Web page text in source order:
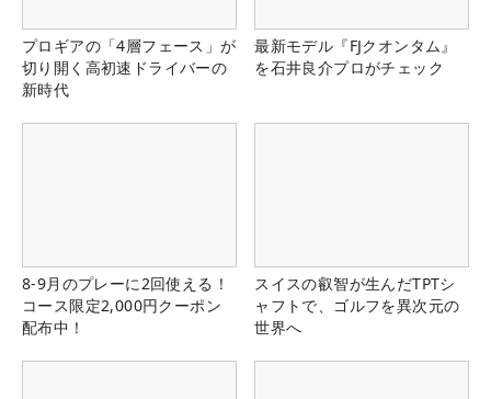
プロギアの「4層フェース」が
切り開く高初速ドライバーの
新時代
最新モデル『FJクオンタム』
を石井良介プロがチェック
8-9月のプレーに2回使える！
コース限定2,000円クーポン
配布中！
スイスの叡智が生んだTPTシ
ャフトで、ゴルフを異次元の
世界へ